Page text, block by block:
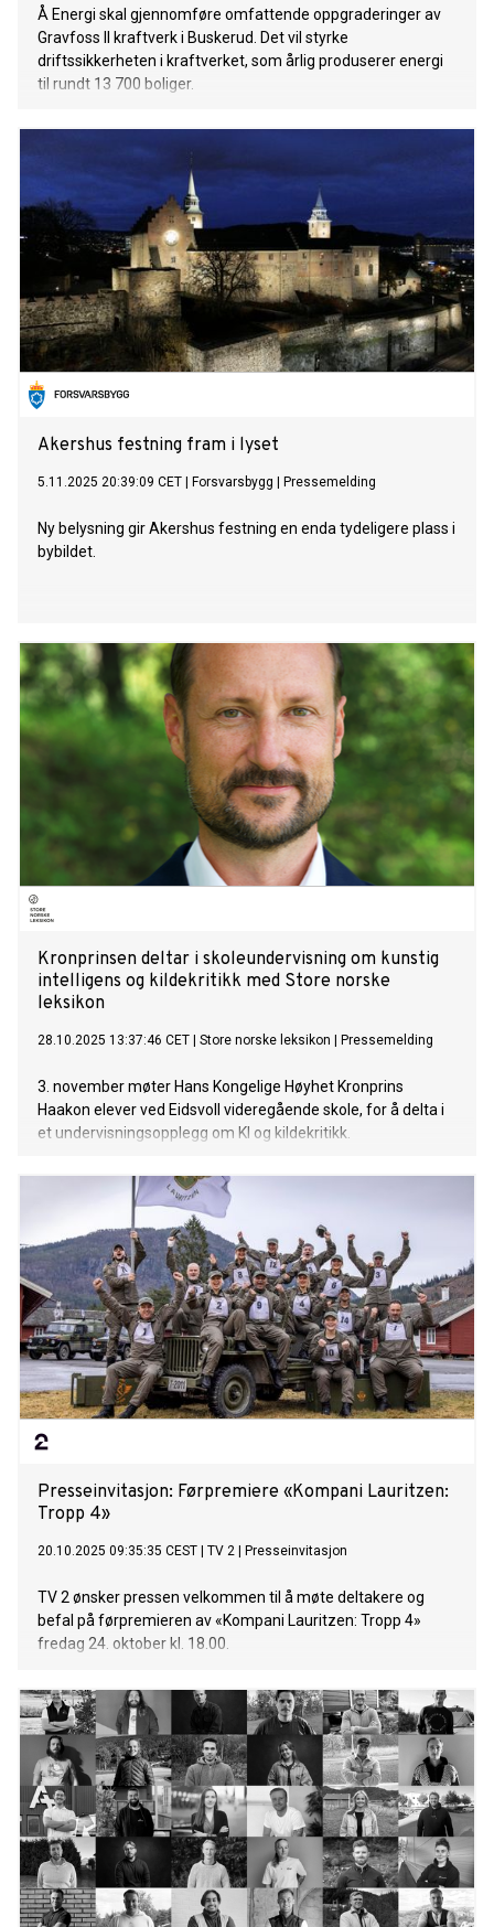
Å Energi skal gjennomføre omfattende oppgraderinger av
Gravfoss II kraftverk i Buskerud. Det vil styrke
driftssikkerheten i kraftverket, som årlig produserer energi
til rundt 13 700 boliger.
Akershus festning fram i lyset
5.11.2025 20:39:09 CET Forsvarsbygg Pressemelding
Ny belysning gir Akershus festning en enda tydeligere plass i
bybildet.
Kronprinsen deltar i skoleundervisning om kunstig
intelligens og kildekritikk med Store norske
leksikon
28.10.2025 13:37:46 CET Store norske leksikon Pressemelding
3. november møter Hans Kongelige Høyhet Kronprins
Haakon elever ved Eidsvoll videregående skole, for å delta i
et undervisningsopplegg om KI og kildekritikk.
Presseinvitasjon: Førpremiere «Kompani Lauritzen:
Tropp 4»
20.10.2025 09:35:35 CEST TV 2 Presseinvitasjon
TV 2 ønsker pressen velkommen til å møte deltakere og
befal på førpremieren av «Kompani Lauritzen: Tropp 4»
fredag 24. oktober kl. 18.00.